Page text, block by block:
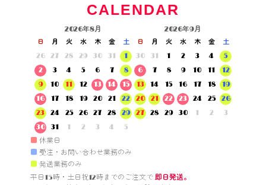
CALENDAR
2026年8月
日 月 火 水 木 金
土
26
27 28 29 30 31
1
2
3 4 5 6 7
8
9
10 11 12 13 14
15
16
17 18 19 20 21
22
23
24 25 26 27 28
29
30
31 1 2 3 4 5
2026年9月
日 月 火 水 木 金
土
30
31 1 2 3 4
5
6
7 8 9 10 11
12
13
14 15 16 17 18
19
20
21 22 23 24 25
26
27
28 29 30 1 2 3
■ 休業日
■ 受注・お問い合わせ業務のみ
■ 発送業務のみ
平日15時・土日祝12時までのご注文で 即日発送。